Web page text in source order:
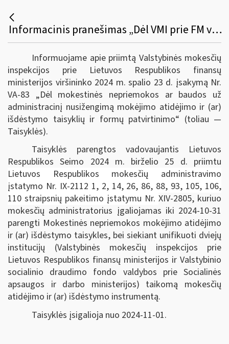
Informacinis pranešimas „Dėl VMI prie FM viršininko įsakymo „Dėl Mokestinės nepriemokos ar baudos už administracinį nusižengimą mokėjimo atidėjimo ir (ar) išdėstymo taisyklių ir formų patvirtinimo“
Informuojame apie priimtą Valstybinės mokesčių
inspekcijos prie Lietuvos Respublikos finansų
ministerijos viršininko 2024 m. spalio 23 d. įsakymą Nr.
VA-83 „Dėl mokestinės nepriemokos ar baudos už
administracinį nusižengimą mokėjimo atidėjimo ir (ar)
išdėstymo taisyklių ir formų patvirtinimo“ (toliau —
Taisyklės).
Taisyklės parengtos vadovaujantis
Lietuvos
Respublikos Seimo 2024 m. birželio 25 d. priimtu
Lietuvos Respublikos mokesčių administravimo
įstatymo Nr. IX-2112 1, 2, 14, 26, 86, 88, 93, 105, 106,
110 straipsnių pakeitimo įstatymu Nr. XIV-2805, kuriuo
mokesčių administratorius įgaliojamas iki 2024-10-31
parengti Mokestinės nepriemokos mokėjimo atidėjimo
ir (ar) išdėstymo taisykles, bei siekiant unifikuoti dviejų
institucijų (Valstybinės mokesčių inspekcijos prie
Lietuvos Respublikos finansų ministerijos ir Valstybinio
socialinio draudimo fondo valdybos prie Socialinės
apsaugos ir darbo ministerijos) taikomą mokesčių
atidėjimo ir (ar) išdėstymo instrumentą.
Taisyklės įsigalioja nuo 2024-11-01.